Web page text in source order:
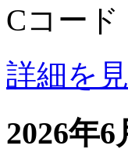
Cコー
詳細を
2026年